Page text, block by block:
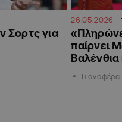
Σορτς για
26.05.2026
παίρνει
Βαλένθια
Τι